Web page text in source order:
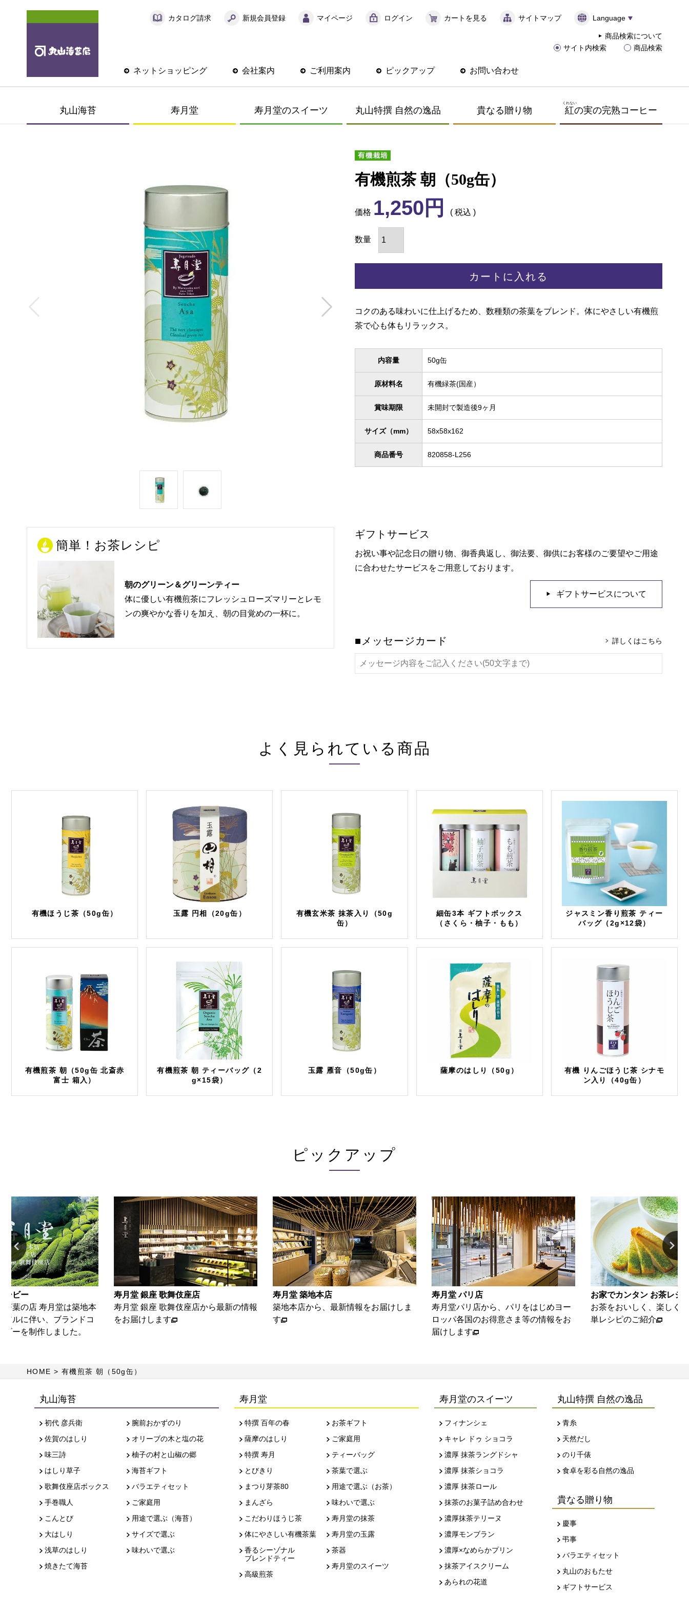
カタログ請求 新規会員登録 マイページ ログイン カートを見る サイトマップ Language
ネットショッピング 会社案内 ご利用案内 ピックアップ お問い合わせ
商品検索について
サイト内検索
商品検索
丸山海苔 寿月堂 寿月堂のスイーツ 丸山特撰 自然の逸品 貴なる贈り物 紅
くれない
の実の完熟コーヒー
有機煎茶 朝（50g缶）
価格 1,250 税込
カートに入れる
コクのある味わいに仕上げるため、数種類の茶葉をブレンド。体にやさしい有機煎
茶で心も体もリラックス。
内容量 50g缶
原材料名 有機緑茶(国産）
賞味期限 未開封で製造後9ヶ月
サイズ（mm） 58x58x162
商品番号 820858-L256
簡単！お茶レシピ
朝のグリーン＆グリーンティー
体に優しい有機煎茶にフレッシュローズマリーとレモ
ンの爽やかな香りを加え、朝の目覚めの一杯に。
ギフトサービス
お祝い事や記念日の贈り物、御香典返し、御法要、御供にお客様のご要望やご用途
に合わせたサービスをご用意しております。
ギフトサービスについて
■メッセージカード
よく見られている商品
有機ほうじ茶（50g缶） 玉露 円相（20g缶）
有機玄米茶 抹茶入り（50g
缶）
細缶3本 ギフトボックス
（さくら・柚子・もも）
ジャスミン香り煎茶 ティー
バッグ（2g×12袋）
有機煎茶 朝（50g缶 北斎赤
富士 箱入）
有機煎茶 朝 ティーバッグ（2
g×15袋）
玉露 雁音（50g缶） 薩摩のはしり（50g）
有機 りんごほうじ茶 シナモ
ン入り（40g缶）
ピックアップ
堂は築地本
ブランドコ
ました。
寿月堂 銀座 歌舞伎座店
寿月堂 銀座 歌舞伎座店から最新の情報
をお届けします
寿月堂 築地本店
築地本店から、最新情報をお届けしま
寿月堂 パリ店
寿月堂パリ店から、パリをはじめヨー
ロッパ各国のお得意さま等の情報をお
お家でカンタン お茶レシピ
お茶をおいしく、楽しくいただける簡
単レシピのご紹介
HOME 有機煎茶 朝（50g缶）
丸山海苔
初代 彦兵衛
佐賀のはしり
味三詩
はしり草子
歌舞伎座店ボックス
手巻職人
こんとび
大はしり
浅草のはしり
焼きたて海苔
腕前おかずのり
オリーブの木と塩の花
柚子の村と山椒の郷
海苔ギフト
バラエティセット
ご家庭用
用途で選ぶ（海苔）
サイズで選ぶ
味わいで選ぶ
寿月堂
特撰 百年の春
薩摩のはしり
特撰 寿月
とびきり
まつり芽茶80
まんざら
こだわりほうじ茶
体にやさしい有機茶葉
香るシーゾナル
ブレンドティー
高級煎茶
お茶ギフト
ご家庭用
ティーバッグ
茶葉で選ぶ
用途で選ぶ（お茶）
味わいで選ぶ
寿月堂の抹茶
寿月堂の玉露
茶器
寿月堂のスイーツ
寿月堂のスイーツ
フィナンシェ
キャレ ドゥ ショコラ
濃厚 抹茶ラングドシャ
濃厚 抹茶ショコラ
濃厚 抹茶ロール
抹茶のお菓子詰め合わせ
濃厚抹茶テリーヌ
濃厚モンブラン
濃厚×なめらかプリン
抹茶アイスクリーム
あられの花道
丸山特撰 自然の逸品
青糸
天然だし
のり千俵
食卓を彩る自然の逸品
貴なる贈り物
慶事
弔事
バラエティセット
丸山のおもたせ
ギフトサービス